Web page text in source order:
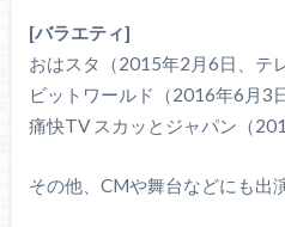
[バラエティ]
おはスタ（2015年2月6日、テ
ビットワールド（2016年6月3
痛快TV スカッとジャパン（
その他、CMや舞台などにも出演